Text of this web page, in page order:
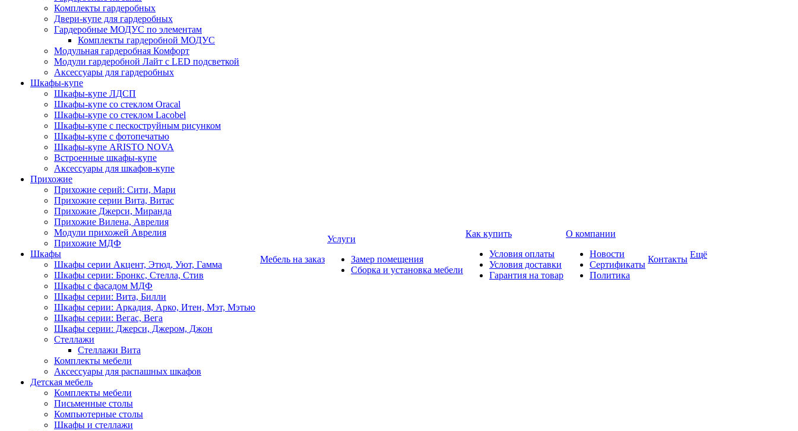
Комплекты гардеробных
Двери-купе для гардеробных
Гардеробные МОДУС по элементам
Комплекты гардеробной МОДУС
Модульная гардеробная Комфорт
Модули гардеробной Лайт с LED подсветкой
Аксессуары для гардеробных
Шкафы-купе
Шкафы-купе ЛДСП
Шкафы-купе со стеклом Oracal
Шкафы-купе со стеклом Lacobel
Шкафы-купе с пескоструйным рисунком
Шкафы-купе с фотопечатью
Шкафы-купе ARISTO NOVA
Встроенные шкафы-купе
Аксессуары для шкафов-купе
Прихожие
Прихожие серий: Сити, Мари
Прихожие серии Вита, Витас
Прихожие Джерси, Миранда
Прихожие Вилена, Аврелия
Модули прихожей Аврелия
Прихожие МДФ
Шкафы
Шкафы серии Акцент, Этюд, Уют, Гамма
Шкафы серии: Бронкс, Стелла, Стив
Шкафы с фасадом МДФ
Шкафы серии: Вита, Билли
Шкафы серии: Аркадия, Арко, Итен, Мэт, Мэтью
Шкафы серии: Вегас, Вега
Шкафы серии: Джерси, Джером, Джон
Стеллажи
Стеллажи Вита
Комплекты мебели
Аксессуары для распашных шкафов
Детская мебель
Комплекты мебели
Письменные столы
Компьютерные столы
Шкафы и стеллажи
Мебель на заказ
Услуги
Замер помещения
Сборка и установка мебели
Как купить
Условия оплаты
Условия доставки
Гарантия на товар
О компании
Новости
Сертификаты
Политика
Контакты Ещё